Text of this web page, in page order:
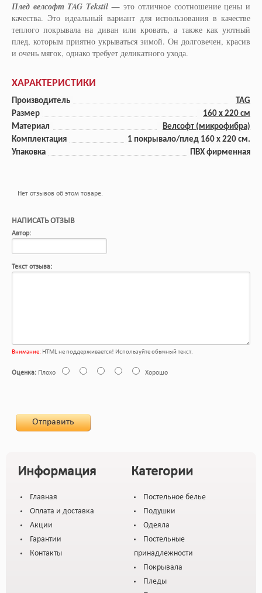
Плед велсофт TAG Tekstil —это отличное соотношение цены и
качества. Это идеальный вариант для использования в качестве
теплого покрывала на диван или кровать, а также как уютный
плед, которым приятно укрываться зимой. Он долговечен, красив
и очень мягок, однако требует деликатного ухода.
ХАРАКТЕРИСТИКИ
Производитель
TAG
Размер
160 x 220 cм
Материал
Велсофт (микрофибра)
Комплектация
1 покрывало/плед 160 x 220 см.
Упаковка
ПВХ фирменная
Нет отзывов об этом товаре.
НАПИСАТЬ ОТЗЫВ
Автор:
Текст отзыва:
Внимание: HTML не поддерживается! Используйте обычный текст.
Оценка: Плохо Хорошо
Отправить
Информация
Главная
Оплата и доставка
Акции
Гарантии
Контакты
Категории
Постельное белье
Подушки
Одеяла
Постельные
принадлежности
Покрывала
Пледы